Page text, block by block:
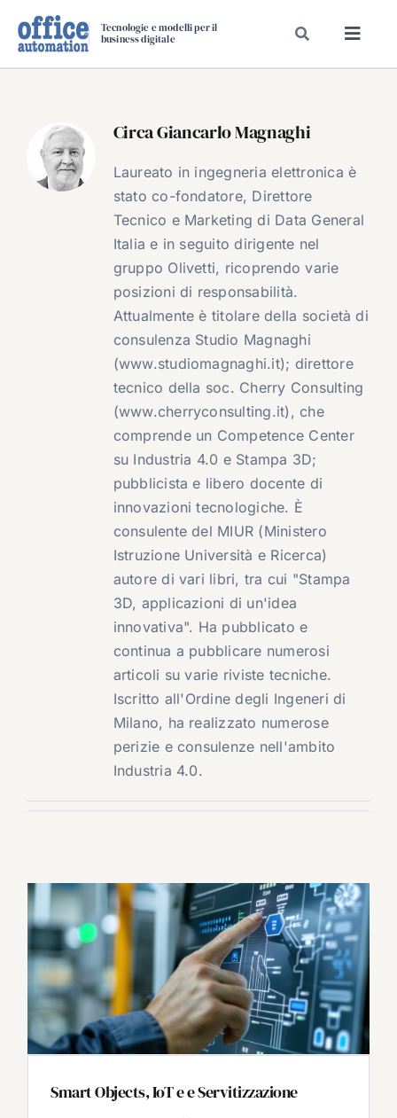
Tecnologie e modelli per il
business digitale
TAVOLE ROTONDE DI REDAZIONE
DAL MERCATO
CircaGiancarlo Magnaghi
Laureato in ingegneria elettronica è
stato co-fondatore, Direttore
Tecnico e Marketing di Data General
Italia e in seguito dirigente nel
gruppo Olivetti, ricoprendo varie
posizioni di responsabilità.
Attualmente è titolare della società di
consulenza Studio Magnaghi
(www.studiomagnaghi.it); direttore
tecnico della soc. Cherry Consulting
(www.cherryconsulting.it), che
comprende un Competence Center
su Industria 4.0 e Stampa 3D;
pubblicista e libero docente di
innovazioni tecnologiche. È
consulente del MIUR (Ministero
Istruzione Università e Ricerca)
autore di vari libri, tra cui "Stampa
3D, applicazioni di un'idea
innovativa". Ha pubblicato e
continua a pubblicare numerosi
articoli su varie riviste tecniche.
Iscritto all'Ordine degli Ingeneri di
Milano, ha realizzato numerose
perizie e consulenze nell'ambito
Industria 4.0.
Smart Objects, IoT e e Servitizzazione